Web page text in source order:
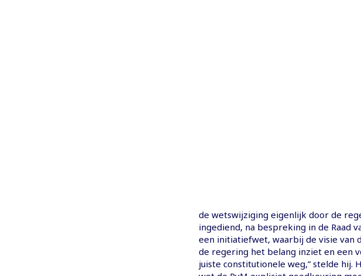
de wetswijziging eigenlijk door de
ingediend, na bespreking in de Raad
een initiatiefwet, waarbij de visie van
de regering het belang inziet en een
juiste constitutionele weg,” stelde hij.